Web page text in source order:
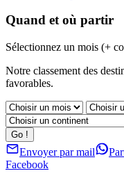
Quand et où partir
Sélectionnez un mois (+
Notre classement des
favorables.
Envoyer par mail
Facebook